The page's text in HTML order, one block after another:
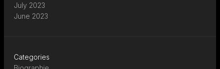
July 2023
June 2023
Categories